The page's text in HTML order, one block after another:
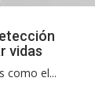
vidas
como el...